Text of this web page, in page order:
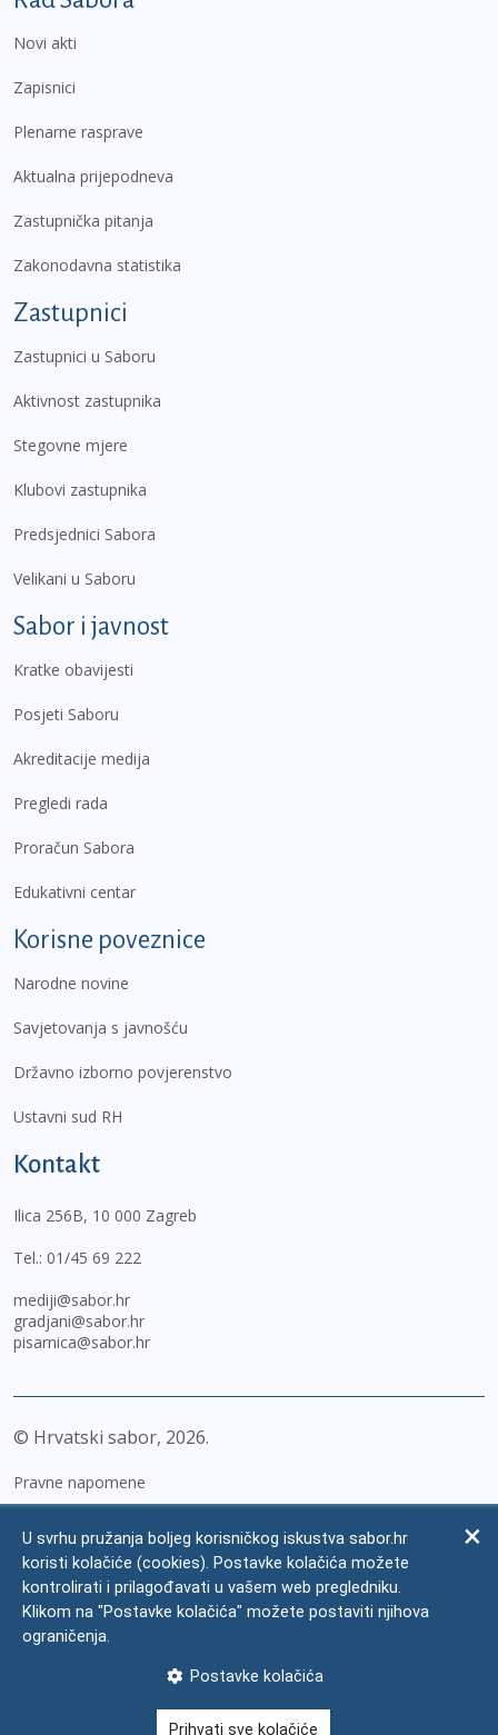
Novi akti
Zapisnici
Plenarne rasprave
Aktualna prijepodneva
Zastupnička pitanja
Zakonodavna statistika
Zastupnici
Zastupnici u Saboru
Aktivnost zastupnika
Stegovne mjere
Klubovi zastupnika
Predsjednici Sabora
Velikani u Saboru
Sabor i javnost
Kratke obavijesti
Posjeti Saboru
Akreditacije medija
Pregledi rada
Proračun Sabora
Edukativni centar
Korisne poveznice
Narodne novine
Savjetovanja s javnošću
Državno izborno povjerenstvo
Ustavni sud RH
Kontakt
Ilica 256B, 10 000 Zagreb
Tel.: 01/45 69 222
mediji@sabor.hr
gradjani@sabor.hr
pisarnica@sabor.hr
© Hrvatski sabor, 2026
Pravne napomene
Zaštita osobnih podataka
Impressum
Česta pitanja
U svrhu pružanja boljeg korisničkog iskustva sabor.hr
koristi kolačiće (cookies). Postavke kolačića možete
kontrolirati i prilagođavati u vašem web pregledniku.
Klikom na "Postavke kolačića" možete postaviti njihova
ograničenja.
Postavke kolačića
Prihvati sve kolačiće